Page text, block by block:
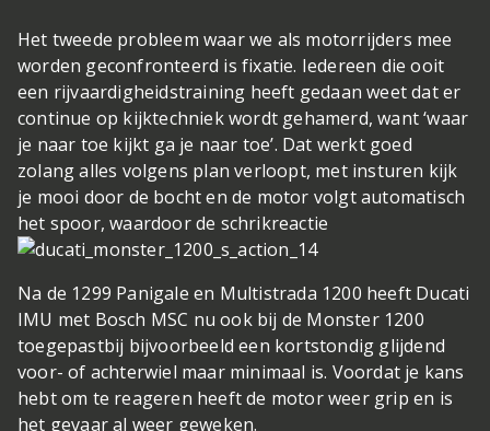
Het tweede probleem waar we als motorrijders mee
worden geconfronteerd is fixatie. Iedereen die ooit
een rijvaardigheidstraining heeft gedaan weet dat er
continue op kijktechniek wordt gehamerd, want ‘waar
je naar toe kijkt ga je naar toe’. Dat werkt goed
zolang alles volgens plan verloopt, met insturen kijk
je mooi door de bocht en de motor volgt automatisch
het spoor, waardoor de schrikreactie
Na de 1299 Panigale en Multistrada 1200 heeft Ducati
IMU met Bosch MSC nu ook bij de Monster 1200
toegepastbij bijvoorbeeld een kortstondig glijdend
voor- of achterwiel maar minimaal is. Voordat je kans
hebt om te reageren heeft de motor weer grip en is
het gevaar al weer geweken.